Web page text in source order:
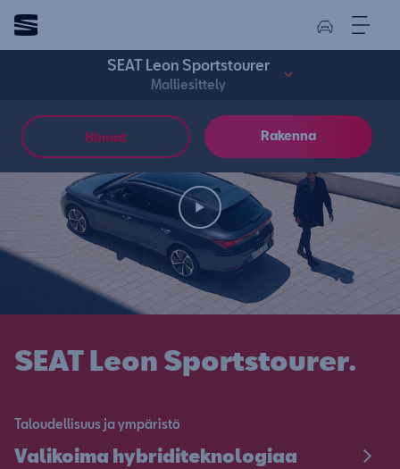
SEAT Leon Sportstourer
Malliesittely
Hinnat Rakenna
SEAT Leon Sportstourer.
Taloudellisuus ja ympäristö
Valikoima hybriditeknologiaa